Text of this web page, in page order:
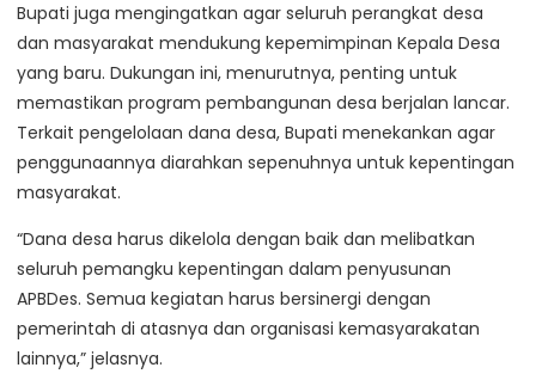
Bupati juga mengingatkan agar seluruh perangkat desa
dan masyarakat mendukung kepemimpinan Kepala Desa
yang baru. Dukungan ini, menurutnya, penting untuk
memastikan program pembangunan desa berjalan lancar.
Terkait pengelolaan dana desa, Bupati menekankan agar
penggunaannya diarahkan sepenuhnya untuk kepentingan
masyarakat.
“Dana desa harus dikelola dengan baik dan melibatkan
seluruh pemangku kepentingan dalam penyusunan
APBDes. Semua kegiatan harus bersinergi dengan
pemerintah di atasnya dan organisasi kemasyarakatan
lainnya,” jelasnya.